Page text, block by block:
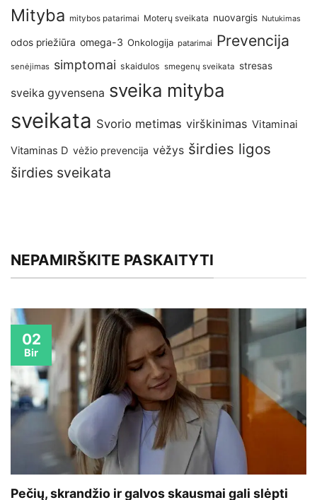
Mityba mitybos patarimai Moterų sveikata nuovargis Nutukimas
odos priežiūra omega-3 Onkologija patarimai Prevencija
senėjimas simptomai skaidulos smegenų sveikata stresas
sveika gyvensena sveika mityba
sveikata Svorio metimas virškinimas Vitaminai
Vitaminas D vėžio prevencija vėžys širdies ligos
širdies sveikata
NEPAMIRŠKITE PASKAITYTI
Pečių, skrandžio ir galvos skausmai gali slėpti
02
Bir